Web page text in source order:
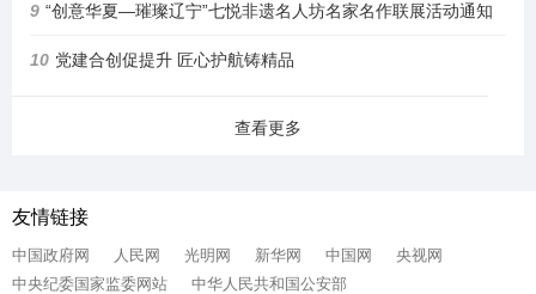
9 “创意华夏—璀璨辽宁”七悦非遗名人坊名家名作联展活动通知
10 党建合创促提升 匠心护航铸精品
查看更多
友情链接
中国政府网 人民网 光明网 新华网 中国网
央视网
中央纪委国家监委网站
中华人民共和国公安部